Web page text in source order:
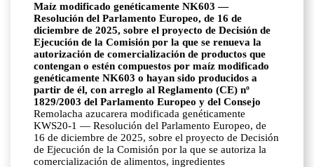
Maíz modificado genéticamente NK603 —
Resolución del Parlamento Europeo, de 16 de
diciembre de 2025, sobre el proyecto de Decisión de
Ejecución de la Comisión por la que se renueva la
autorización de comercialización de productos que
contengan o estén compuestos por maíz modificado
genéticamente NK603 o hayan sido producidos a
partir de él, con arreglo al Reglamento (CE) nº
1829/2003 del Parlamento Europeo y del Consejo
Remolacha azucarera modificada genéticamente
KWS20-1 — Resolución del Parlamento Europeo, de
16 de diciembre de 2025, sobre el proyecto de Decisión
de Ejecución de la Comisión por la que se autoriza la
comercialización de alimentos, ingredientes